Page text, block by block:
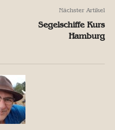
Nächster Artikel
Segelschiffe Kurs
Hamburg